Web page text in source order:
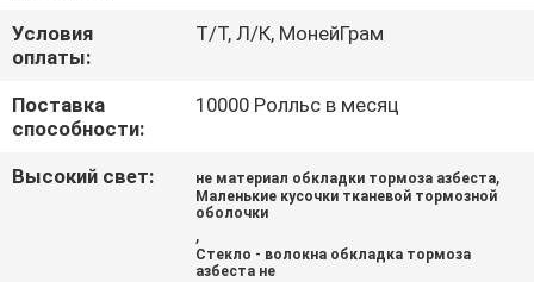
КАРТА
САЙТА
POLICY
Условия
оплаты:
Т/Т, Л/К, МонейГрам
Поставка
способности:
10000 Ролльс в месяц
Высокий свет: не материал обкладки тормоза азбеста,
Маленькие кусочки тканевой тормозной
оболочки
,
Стекло - волокна обкладка тормоза
азбеста не